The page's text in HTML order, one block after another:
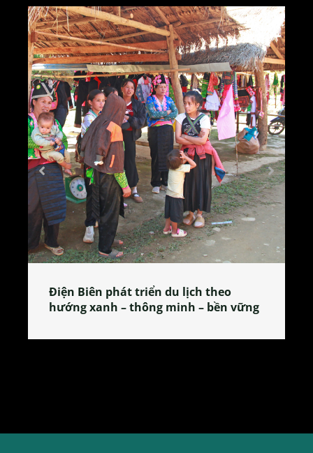
Làng làm bánh tẻ Phú Nhi – nơi lan
tỏa đặc sản xứ Đoài